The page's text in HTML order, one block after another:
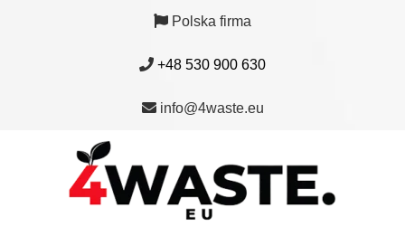
Polska firma
+48 530 900 630
info@4waste.eu